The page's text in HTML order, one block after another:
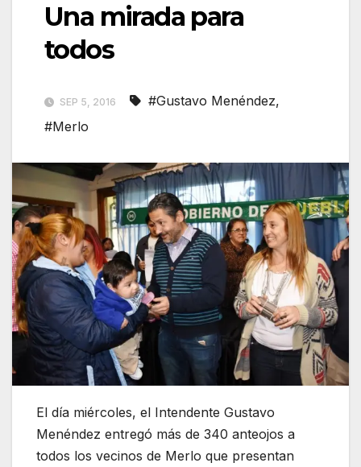
Una mirada para
todos
SEP 5, 2016 #Gustavo Menéndez,
#Merlo
El día miércoles, el Intendente Gustavo
Menéndez entregó más de 340 anteojos a
todos los vecinos de Merlo que presentan